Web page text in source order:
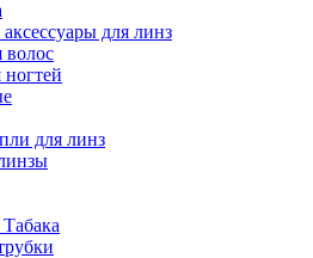
для линз
волос
ногтей
для линз